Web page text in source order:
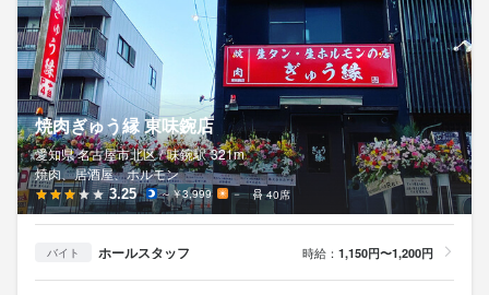
焼肉ぎゅう縁 東味鋺店
愛知県 名古屋市北区 / 味鋺駅 321m
焼肉、居酒屋、ホルモン
3.25 ～￥3,999 － 40席
バイト ホールスタッフ 時給： 1,150円〜1,200円